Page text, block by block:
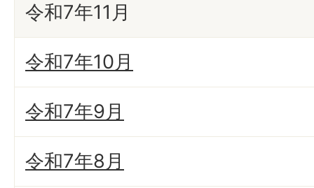
令和7年11月
令和7年10月
令和7年9月
令和7年8月